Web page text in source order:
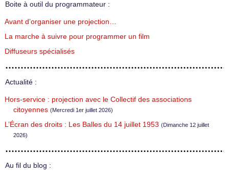
Boite à outil du programmateur :
Avant d’organiser une projection…
La marche à suivre pour programmer un film
Diffuseurs spécialisés
Actualité :
Hors-service : projection avec le Collectif des associations
citoyennes (Mercredi 1er juillet 2026)
L’Écran des droits : Les Balles du 14 juillet 1953 (Dimanche 12 juillet
2026)
Au fil du blog :